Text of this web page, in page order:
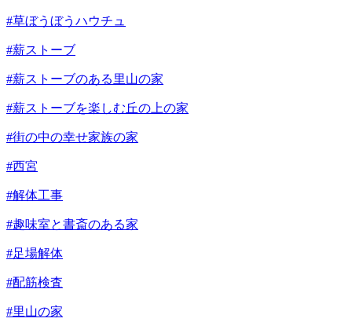
#草ぼうぼうハウチュ
#薪ストーブ
#薪ストーブのある里山の家
#薪ストーブを楽しむ丘の上の家
#街の中の幸せ家族の家
#西宮
#解体工事
#趣味室と書斎のある家
#足場解体
#配筋検査
#里山の家